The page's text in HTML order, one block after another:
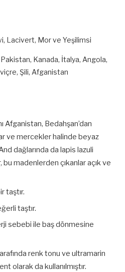
Lacivert, Mor ve Yeşilimsi
Kanada, İtalya, Angola,
Şili, Afganistan
Afganistan, Bedahşan’dan
ve mercekler halinde beyaz
dağlarında da lapis lazuli
bu madenlerden çıkanlar açık ve
taştır.
taştır.
sebebi ile baş dönmesine
renk tonu ve ultramarin
olarak da kullanılmıştır.